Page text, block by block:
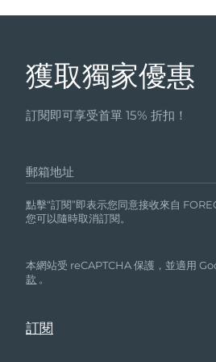
獲取獨家優惠
訂閱即可享受首單 15% 折扣！
郵箱地址
點擊“訂閱”即表示您同意接收來自
您可以隨時取消訂閱。
本網站受 reCAPTCHA 保護，並適用
款 。